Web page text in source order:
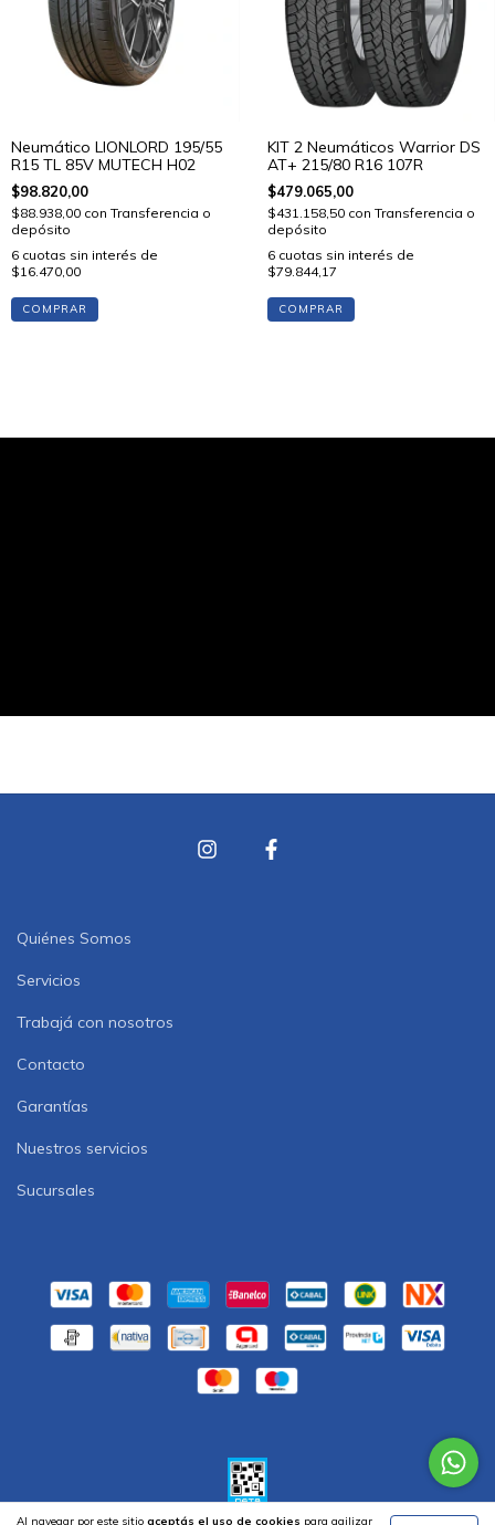
Al navegar por este sitio aceptás el uso de cookies para agilizar
Neumático LIONLORD 195/55
R15 TL 85V MUTECH H02
$98.820,00
$88.938,00 con Transferencia o
depósito
6 cuotas sin interés de
$16.470,00
COMPRAR
KIT 2 Neumáticos Warrior DS
AT+ 215/80 R16 107R
$479.065,00
$431.158,50 con Transferencia o
depósito
6 cuotas sin interés de
$79.844,17
COMPRAR
Quiénes Somos
Servicios
Trabajá con nosotros
Contacto
Garantías
Nuestros servicios
Sucursales